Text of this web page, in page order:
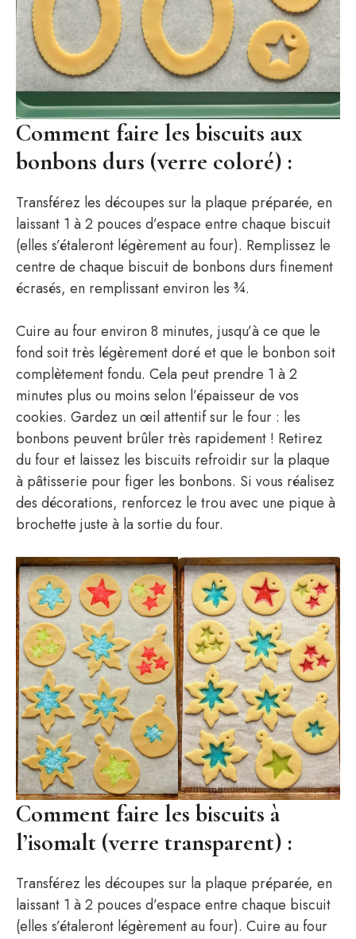
Comment faire les biscuits aux
bonbons durs (verre coloré) :
Transférez les découpes sur la plaque préparée, en
laissant 1 à 2 pouces d’espace entre chaque biscuit
(elles s’étaleront légèrement au four). Remplissez le
centre de chaque biscuit de bonbons durs finement
écrasés, en remplissant environ les ¾.
Cuire au four environ 8 minutes, jusqu’à ce que le
fond soit très légèrement doré et que le bonbon soit
complètement fondu. Cela peut prendre 1 à 2
minutes plus ou moins selon l’épaisseur de vos
cookies. Gardez un œil attentif sur le four : les
bonbons peuvent brûler très rapidement ! Retirez
du four et laissez les biscuits refroidir sur la plaque
à pâtisserie pour figer les bonbons. Si vous réalisez
des décorations, renforcez le trou avec une pique à
brochette juste à la sortie du four.
Comment faire les biscuits à
l’isomalt (verre transparent) :
Transférez les découpes sur la plaque préparée, en
laissant 1 à 2 pouces d’espace entre chaque biscuit
(elles s’étaleront légèrement au four). Cuire au four